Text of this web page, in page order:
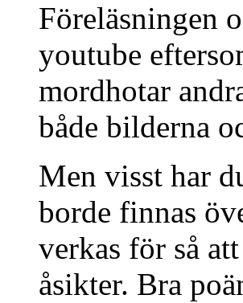
Föreläsningen
youtube
mordhotar
både bilderna
Men visst har
borde finnas
verkas för så
åsikter. Bra